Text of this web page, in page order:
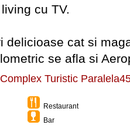
cu TV.
delicioase cat si
se afla si
Turistic
Restaurant
Bar